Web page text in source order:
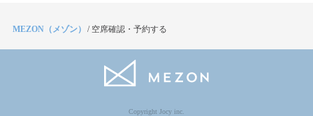
MEZON（メゾン） / 空席確認・予約する
Copyright Jocy inc.